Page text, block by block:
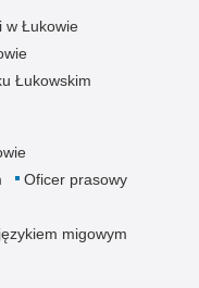
w Łukowie
Łukowskim
Oficer prasowy
migowym